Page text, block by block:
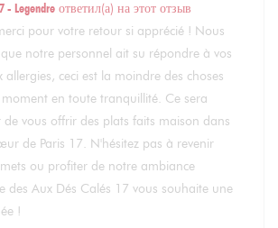
- Legendre ответил(а) на этот отзыв
pour votre retour si apprécié ! Nous
notre personnel ait su répondre à vos
allergies, ceci est la moindre des choses
en toute tranquillité. Ce sera
vous offrir des plats faits maison dans
de Paris 17. N'hésitez pas à revenir
ou profiter de notre ambiance
des Aux Dés Calés 17 vous souhaite une
!